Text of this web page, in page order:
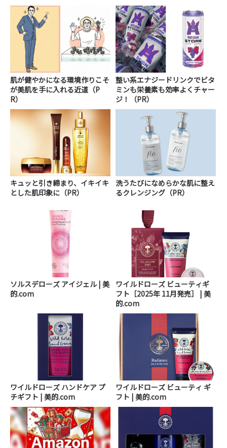
肌が健やかになる環境作りこそ
が美肌を手に入れる近道（P
R）
整い系エナジードリンクでビタ
ミンも栄養素も効率よくチャー
ジ！（PR）
キュッと引き締まり、イキイキ
とした肌印象に（PR）
洗うたびになめらかな肌に整え
るクレンジング（PR）
ソルスデローズ アイジェル | 美
的.com
ワイルドローズ ビューティギ
フト［2025年 11月発売］ | 美
的.com
ワイルドローズ ハンドケア プ
チギフト | 美的.com
ワイルドローズ ビューティ ギ
フト | 美的.com